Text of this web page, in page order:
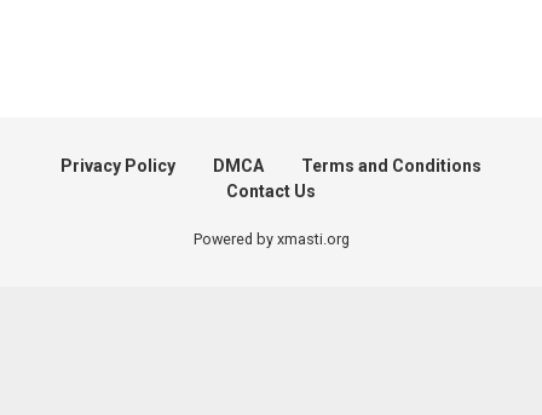
Privacy Policy DMCA
Terms and Conditions
Contact Us
Powered by xmasti.org